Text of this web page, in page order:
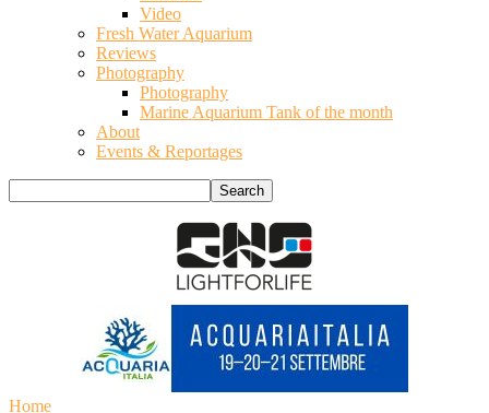
Video
Fresh Water Aquarium
Reviews
Photography
Photography
Marine Aquarium Tank of the month
About
Events & Reportages
Home